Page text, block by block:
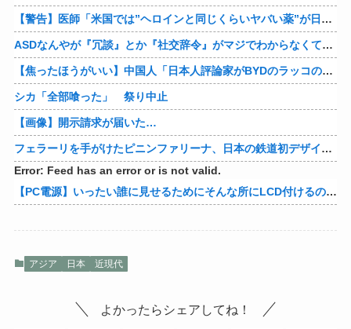
【警告】医師「米国では”ヘロインと同じくらいヤバい薬”が日本では平気で処方されてる」
ASDなんやが『冗談』とか『社交辞令』がマジでわからなくて怖い
【焦ったほうがいい】中国人「日本人評論家がBYDのラッコの装備を褒めてるけど中国では基本的な装備やぞ…？」
シカ「全部喰った」 祭り中止
【画像】開示請求が届いた…
フェラーリを手がけたピニンファリーナ、日本の鉄道初デザイン。南海電鉄が新たな空港特急をなにわ筋線へ導入
Error: Feed has an error or is not valid.
【PC電源】いったい誰に見せるためにそんな所にLCD付けるのかな
アジア 日本 近現代
よかったらシェアしてね！